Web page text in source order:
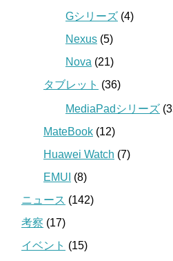
Gシリーズ (4)
Nexus (5)
Nova (21)
タブレット (36)
MediaPadシリーズ
MateBook (12)
Huawei Watch (7)
EMUI (8)
ニュース (142)
考察 (17)
イベント (15)